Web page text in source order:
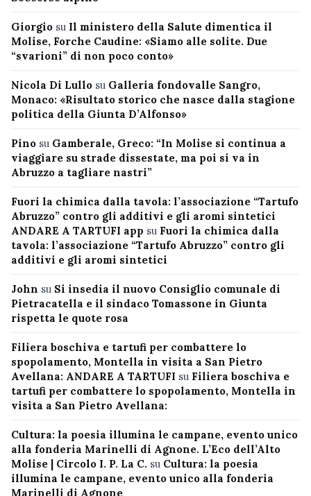
Giorgio su Il ministero della Salute dimentica il
Molise, Forche Caudine: «Siamo alle solite. Due
“svarioni” di non poco conto»
Nicola Di Lullo su Galleria fondovalle Sangro,
Monaco: «Risultato storico che nasce dalla stagione
politica della Giunta D’Alfonso»
Pino su Gamberale, Greco: “In Molise si continua a
viaggiare su strade dissestate, ma poi si va in
Abruzzo a tagliare nastri”
Fuori la chimica dalla tavola: l’associazione “Tartufo
Abruzzo” contro gli additivi e gli aromi sintetici
ANDARE A TARTUFI app su Fuori la chimica dalla
tavola: l’associazione “Tartufo Abruzzo” contro gli
additivi e gli aromi sintetici
John su Si insedia il nuovo Consiglio comunale di
Pietracatella e il sindaco Tomassone in Giunta
rispetta le quote rosa
Filiera boschiva e tartufi per combattere lo
spopolamento, Montella in visita a San Pietro
Avellana: ANDARE A TARTUFI su Filiera boschiva e
tartufi per combattere lo spopolamento, Montella in
visita a San Pietro Avellana:
Cultura: la poesia illumina le campane, evento unico
alla fonderia Marinelli di Agnone. L’Eco dell’Alto
Molise | Circolo I. P. La C. su Cultura: la poesia
illumina le campane, evento unico alla fonderia
Marinelli di Agnone